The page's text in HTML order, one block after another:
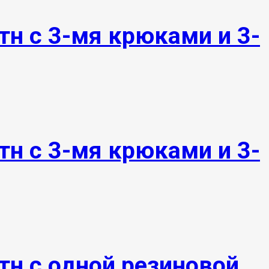
с 3-мя крюками и 3-
с 3-мя крюками и 3-